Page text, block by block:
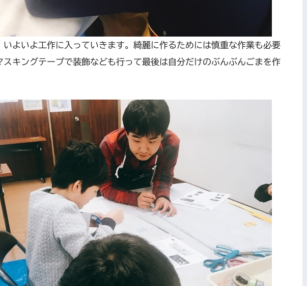
いよいよ工作に入っていきます。綺麗に作るためには慎重な作業も必要
スキングテープで装飾なども行って最後は自分だけのぶんぶんごまを作